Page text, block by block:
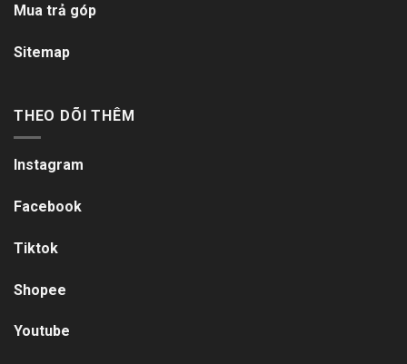
Mua trả góp
Sitemap
THEO DÕI THÊM
Instagram
Facebook
Tiktok
Shopee
Youtube